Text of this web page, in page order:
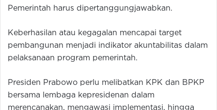
Pemerintah harus dipertanggungjawabkan.
Keberhasilan atau kegagalan mencapai target
pembangunan menjadi indikator akuntabilitas dalam
pelaksanaan program pemerintah.
Presiden Prabowo perlu melibatkan KPK dan BPKP
bersama lembaga kepresidenan dalam
merencanakan, mengawasi implementasi, hingga